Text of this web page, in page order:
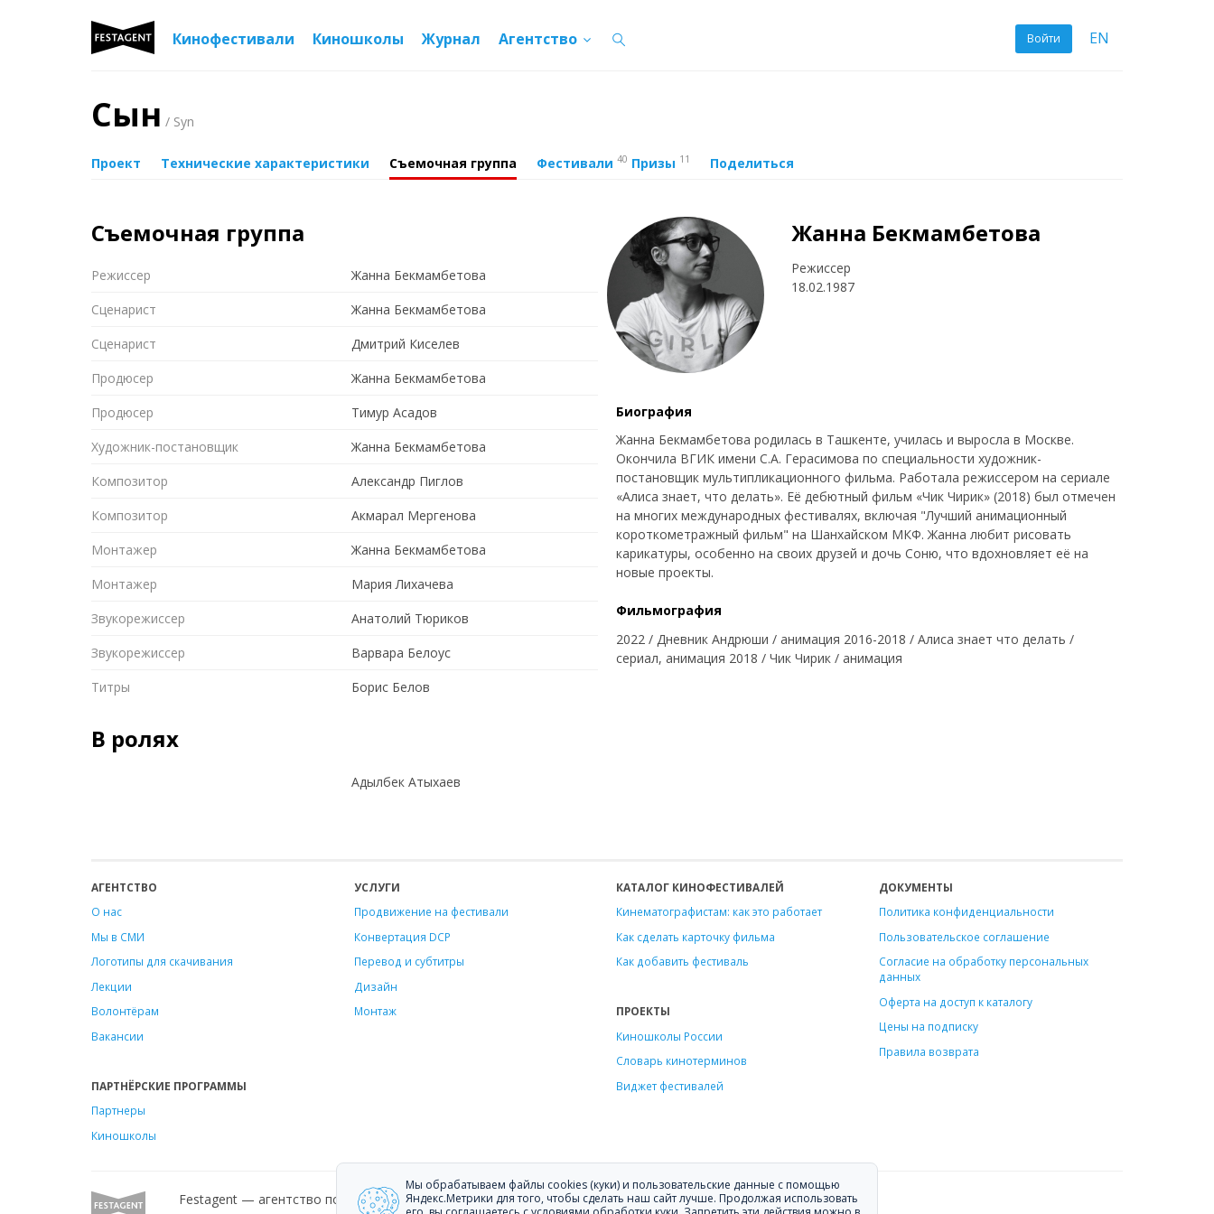
Войти EN
Кинофестивали Киношколы Журнал Агентство
Сын / Syn
Проект Технические характеристики Съемочная группа Фестивали 40 Призы 11 Поделиться
Съемочная группа
Режиссер
Жанна Бекмамбетова
Сценарист
Жанна Бекмамбетова
Сценарист
Дмитрий Киселев
Продюсер
Жанна Бекмамбетова
Продюсер
Тимур Асадов
Художник-постановщик
Жанна Бекмамбетова
Композитор
Александр Пиглов
Композитор
Акмарал Мергенова
Монтажер
Жанна Бекмамбетова
Монтажер
Мария Лихачева
Звукорежиссер
Анатолий Тюриков
Звукорежиссер
Варвара Белоус
Титры
Борис Белов
В ролях
Адылбек Атыхаев
Жанна Бекмамбетова
Режиссер
18.02.1987
Биография
Жанна Бекмамбетова родилась в Ташкенте, училась и выросла в Москве.
Окончила ВГИК имени С.А. Герасимова по специальности художник-
постановщик мультипликационного фильма. Работала режиссером на сериале
«Алиса знает, что делать». Её дебютный фильм «Чик Чирик» (2018) был отмечен
на многих международных фестивалях, включая "Лучший анимационный
короткометражный фильм" на Шанхайском МКФ. Жанна любит рисовать
карикатуры, особенно на своих друзей и дочь Соню, что вдохновляет её на
новые проекты.
Фильмография
2022 / Дневник Андрюши / анимация 2016-2018 / Алиса знает что делать /
сериал, анимация 2018 / Чик Чирик / анимация
АГЕНТСТВО
О нас
Мы в СМИ
Логотипы для скачивания
Лекции
Волонтёрам
Вакансии
ПАРТНЁРСКИЕ ПРОГРАММЫ
Партнеры
Киношколы
УСЛУГИ
Продвижение на фестивали
Конвертация DCP
Перевод и субтитры
Дизайн
Монтаж
КАТАЛОГ КИНОФЕСТИВАЛЕЙ
Кинематографистам: как это работает
Как сделать карточку фильма
Как добавить фестиваль
ПРОЕКТЫ
Киношколы России
Словарь кинотерминов
Виджет фестивалей
ДОКУМЕНТЫ
Политика конфиденциальности
Пользовательское соглашение
Согласие на обработку персональных
данных
Оферта на доступ к каталогу
Цены на подписку
Правила возврата
Festagent — агентство по продвижению фильмов на кинофестивали.
Мы обрабатываем файлы cookies (куки) и пользовательские данные с помощью
Яндекс.Метрики для того, чтобы сделать наш сайт лучше. Продолжая использовать